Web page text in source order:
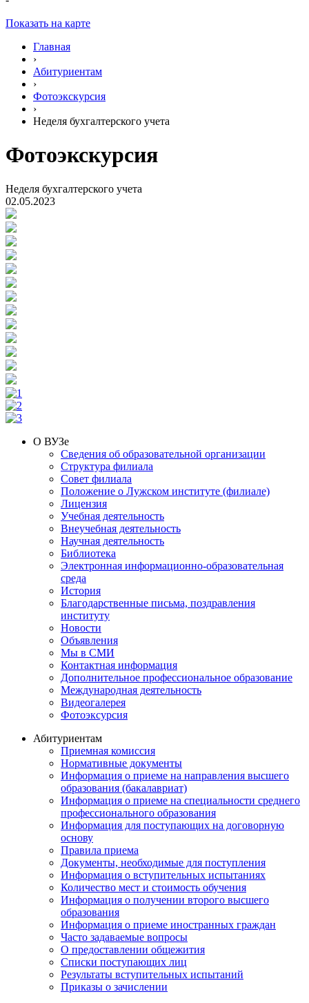
Показать на карте
Главная
›
Абитуриентам
›
Фотоэкскурсия
›
Неделя бухгалтерского учета
Фотоэкскурсия
Неделя бухгалтерского учета
02.05.2023
О ВУЗе
Сведения об образовательной организации
Структура филиала
Совет филиала
Положение о Лужском институте (филиале)
Лицензия
Учебная деятельность
Внеучебная деятельность
Научная деятельность
Библиотека
Электронная информационно-образовательная
среда
История
Благодарственные письма, поздравления
институту
Новости
Объявления
Мы в СМИ
Контактная информация
Дополнительное профессиональное образование
Международная деятельность
Видеогалерея
Фотоэксурсия
Абитуриентам
Приемная комиссия
Нормативные документы
Информация о приеме на направления высшего
образования (бакалавриат)
Информация о приеме на специальности среднего
профессионального образования
Информация для поступающих на договорную
основу
Правила приема
Документы, необходимые для поступления
Информация о вступительных испытаниях
Количество мест и стоимость обучения
Информация о получении второго высшего
образования
Информация о приеме иностранных граждан
Часто задаваемые вопросы
О предоставлении общежития
Списки поступающих лиц
Результаты вступительных испытаний
Приказы о зачислении